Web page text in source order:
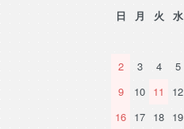
日 月 火 水
2
3 4 5
9
10 11 12
16 17 18 19